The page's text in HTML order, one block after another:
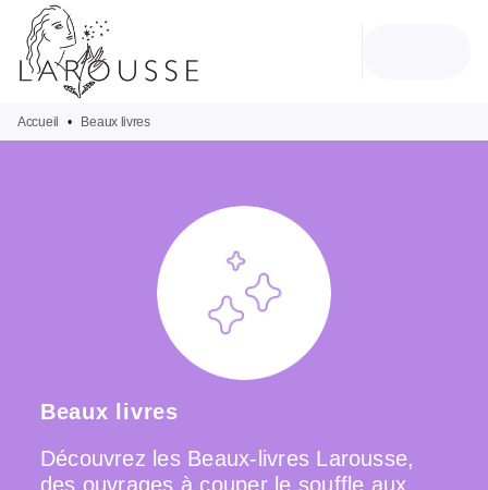
MENU
PIED DE PAGE
Accueil • Beaux livres
Beaux livres
Découvrez les Beaux-livres Larousse,
des ouvrages à couper le souffle aux